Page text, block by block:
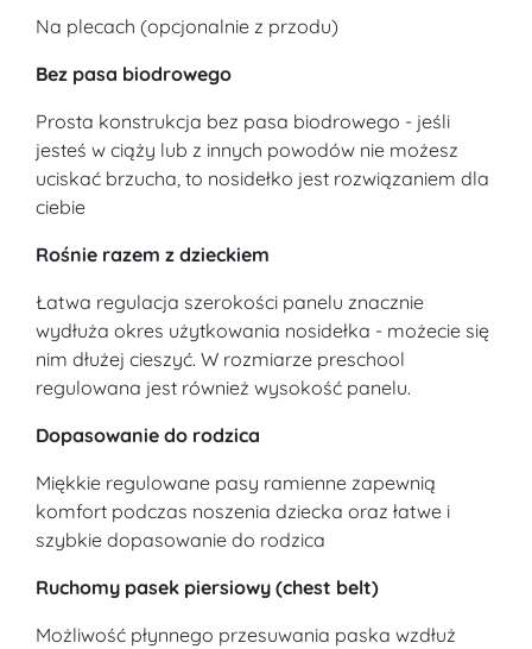
Na plecach (opcjonalnie z przodu)
Bez pasa biodrowego
Prosta konstrukcja bez pasa biodrowego - jeśli
jesteś w ciąży lub z innych powodów nie możesz
uciskać brzucha, to nosidełko jest rozwiązaniem dla
ciebie
Rośnie razem z dzieckiem
Łatwa regulacja szerokości panelu znacznie
wydłuża okres użytkowania nosidełka - możecie się
nim dłużej cieszyć. W rozmiarze preschool
regulowana jest również wysokość panelu.
Dopasowanie do rodzica
Miękkie regulowane pasy ramienne zapewnią
komfort podczas noszenia dziecka oraz łatwe i
szybkie dopasowanie do rodzica
Ruchomy pasek piersiowy (chest belt)
Możliwość płynnego przesuwania paska wzdłuż